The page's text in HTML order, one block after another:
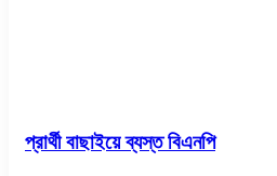
প্রার্থী বাছাইয়ে ব্যস্ত বিএনপি